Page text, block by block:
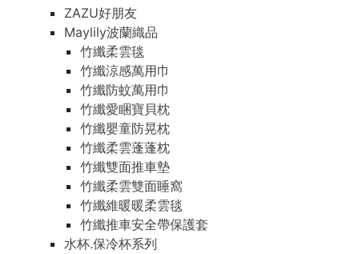
ZAZU好朋友
Maylily波蘭織品
竹纖柔雲毯
竹纖涼感萬用巾
竹纖防蚊萬用巾
竹纖愛睏寶貝枕
竹纖嬰童防晃枕
竹纖柔雲蓬蓬枕
竹纖雙面推車墊
竹纖柔雲雙面睡窩
竹纖維暖暖柔雲毯
竹纖推車安全帶保護套
水杯.保冷杯系列